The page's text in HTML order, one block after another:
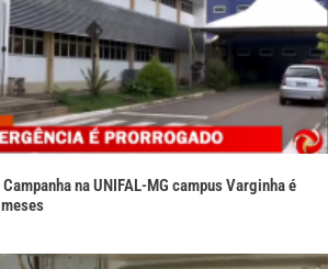
na UNIFAL-MG campus Varginha é